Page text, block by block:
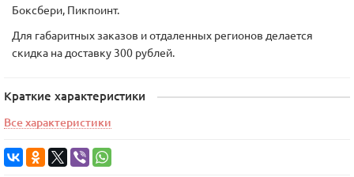
Боксбери, Пикпоинт.
Для габаритных заказов и отдаленных регионов делается
скидка на доставку 300 рублей.
Краткие характеристики
Все характеристики